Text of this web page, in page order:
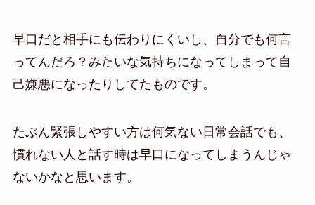
早口だと相手にも伝わりにくいし、自分でも何言
ってんだろ？みたいな気持ちになってしまって自
己嫌悪になったりしてたものです。
たぶん緊張しやすい方は何気ない日常会話でも、
慣れない人と話す時は早口になってしまうんじゃ
ないかなと思います。